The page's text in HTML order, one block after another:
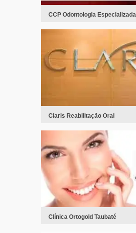
CCP Odontologia Especializada
Claris Reabilitação Oral
Clínica Ortogold Taubaté